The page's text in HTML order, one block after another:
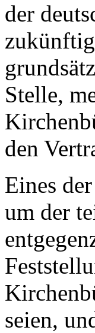
der
Stelle,
den
Eines
um der
seien,